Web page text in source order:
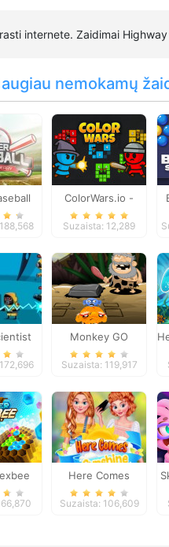
internete. Zaidimai
nemokamų
ColorWars.io -
Conquest Game
Suzaista: 12,289
Monkey GO
Happy: Stage 4
Suzaista: 119,917
Here Comes
Sunshine
Suzaista: 106,609